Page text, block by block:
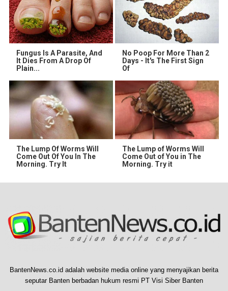
Fungus Is A Parasite, And
It Dies From A Drop Of
Plain...
No Poop For More Than 2
Days - It's The First Sign
Of
The Lump Of Worms Will
Come Out Of You In The
Morning. Try It
The Lump of Worms Will
Come Out of You in The
Morning. Try it
BantenNews.co.id adalah website media online yang menyajikan berita
seputar Banten berbadan hukum resmi PT Visi Siber Banten